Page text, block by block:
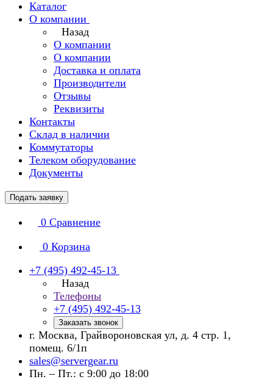
Каталог
О компании
Назад
О компании
О компании
Доставка и оплата
Производители
Отзывы
Реквизиты
Контакты
Склад в наличии
Коммутаторы
Телеком оборудование
Документы
Подать заявку
0 Сравнение
0 Корзина
+7 (495) 492-45-13
Назад
Телефоны
+7 (495) 492-45-13
Заказать звонок
г. Москва, Грайвороновская ул, д. 4 стр. 1,
помещ. 6/1п
sales@servergear.ru
Пн. – Пт.: с 9:00 до 18:00